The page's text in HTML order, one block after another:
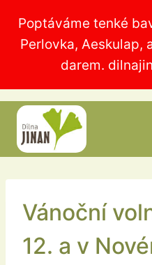
obsah
Poptáváme tenké
Perlovka, Aeskulap,
darem.
Vánoční
12. a v